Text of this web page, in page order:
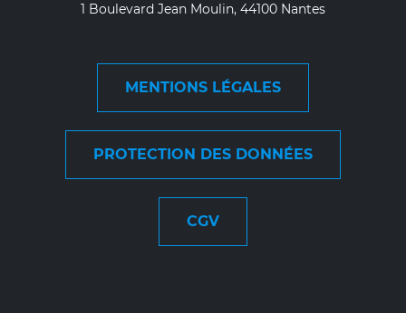
1 Boulevard Jean Moulin, 44100 Nantes
MENTIONS LÉGALES
PROTECTION DES DONNÉES
CGV